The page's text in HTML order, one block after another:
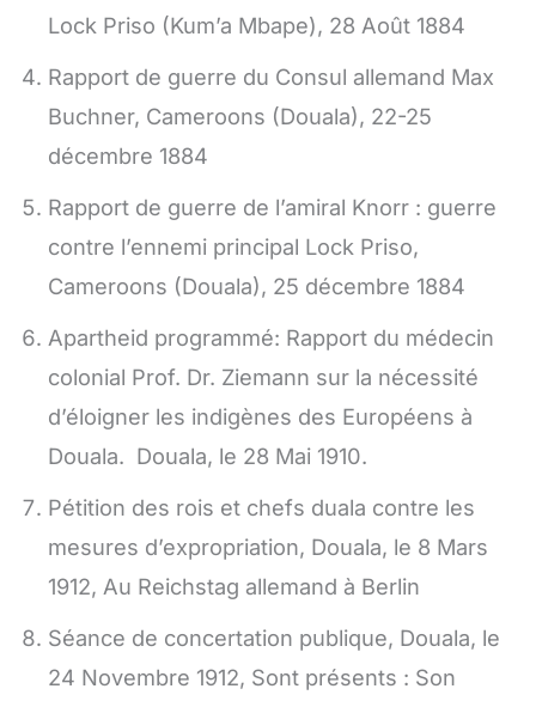
Lock Priso (Kum’a Mbape), 28 Août 1884
Rapport de guerre du Consul allemand Max
Buchner, Cameroons (Douala), 22-25
décembre 1884
Rapport de guerre de l’amiral Knorr : guerre
contre l’ennemi principal Lock Priso,
Cameroons (Douala), 25 décembre 1884
Apartheid programmé: Rapport du médecin
colonial Prof. Dr. Ziemann sur la nécessité
d’éloigner les indigènes des Européens à
Douala. Douala, le 28 Mai 1910.
Pétition des rois et chefs duala contre les
mesures d’expropriation, Douala, le 8 Mars
1912, Au Reichstag allemand à Berlin
Séance de concertation publique, Douala, le
24 Novembre 1912, Sont présents : Son